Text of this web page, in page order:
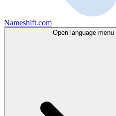
Nameshift.com
Open language menu